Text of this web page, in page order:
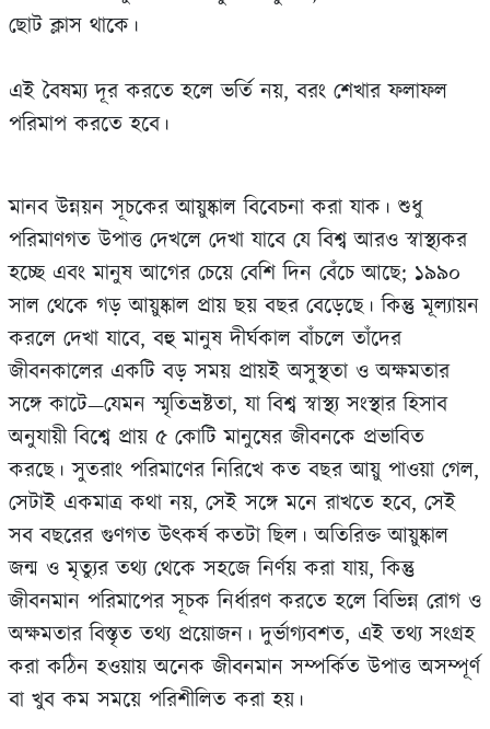
ছোট ক্লাস থাকে।
এই বৈষম্য দূর করতে হলে ভর্তি নয়, বরং শেখার ফলাফল
পরিমাপ করতে হবে।
মানব উন্নয়ন সূচকের আয়ুষ্কাল বিবেচনা করা যাক। শুধু
পরিমাণগত উপাত্ত দেখলে দেখা যাবে যে বিশ্ব আরও স্বাস্থ্যকর
হচ্ছে এবং মানুষ আগের চেয়ে বেশি দিন বেঁচে আছে; ১৯৯০
সাল থেকে গড় আয়ুষ্কাল প্রায় ছয় বছর বেড়েছে। কিন্তু মূল্যায়ন
করলে দেখা যাবে, বহু মানুষ দীর্ঘকাল বাঁচলে তাঁদের
জীবনকালের একটি বড় সময় প্রায়ই অসুস্থতা ও অক্ষমতার
সঙ্গে কাটে—যেমন স্মৃতিভ্রষ্টতা, যা বিশ্ব স্বাস্থ্য সংস্থার হিসাব
অনুযায়ী বিশ্বে প্রায় ৫ কোটি মানুষের জীবনকে প্রভাবিত
করছে। সুতরাং পরিমাণের নিরিখে কত বছর আয়ু পাওয়া গেল,
সেটাই একমাত্র কথা নয়, সেই সঙ্গে মনে রাখতে হবে, সেই
সব বছরের গুণগত উৎকর্ষ কতটা ছিল। অতিরিক্ত আয়ুষ্কাল
জন্ম ও মৃত্যুর তথ্য থেকে সহজে নির্ণয় করা যায়, কিন্তু
জীবনমান পরিমাপের সূচক নির্ধারণ করতে হলে বিভিন্ন রোগ ও
অক্ষমতার বিস্তৃত তথ্য প্রয়োজন। দুর্ভাগ্যবশত, এই তথ্য সংগ্রহ
করা কঠিন হওয়ায় অনেক জীবনমান সম্পর্কিত উপাত্ত অসম্পূর্ণ
বা খুব কম সময়ে পরিশীলিত করা হয়।